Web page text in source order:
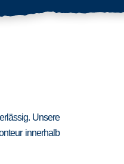
Unsere
innerhalb